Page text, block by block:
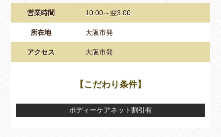
営業時間 10:00～翌3:00
所在地 大阪市発
アクセス 大阪市発
【こだわり条件】
ボディーケアネット割引有